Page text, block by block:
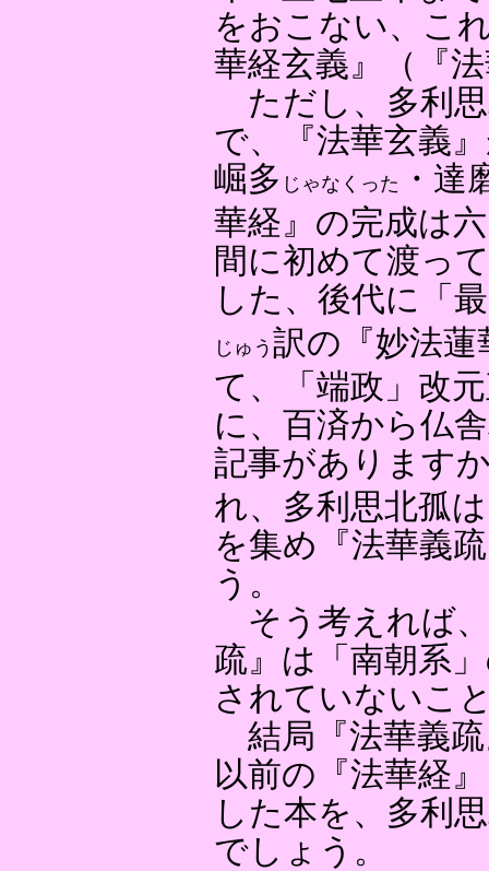
をおこない、こ
華経玄義』（『
ただし、多利
で、『法華玄義
崛多 じゃなくった
・達
華経』の完成は
間に初めて渡っ
した、後代に「
じゅう 訳の『妙法
て、「端政」改
に、百済から仏
記事があります
れ、多利思北孤
を集め『法華義
う。
そう考えれば
疏』は「南朝系
されていないこ
結局『法華義
以前の『法華経
した本を、多利
でしょう。